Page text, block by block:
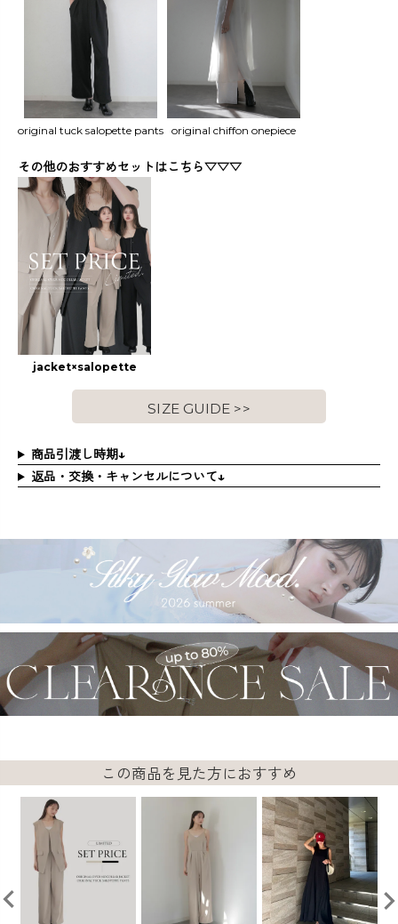
original tuck salopette pants original chiffon onepiece
その他のおすすめセットはこちら▽▽▽
jacket×salopette
SIZE GUIDE >>
商品引渡し時期↓
返品・交換・キャンセルについて↓
この商品を見た方におすすめ